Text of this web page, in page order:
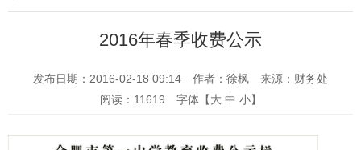
2016年春季收费公示
发布日期：2016-02-18 09:14 作者：徐枫
来源：财务处
阅读： 11619 字体【大 中 小】